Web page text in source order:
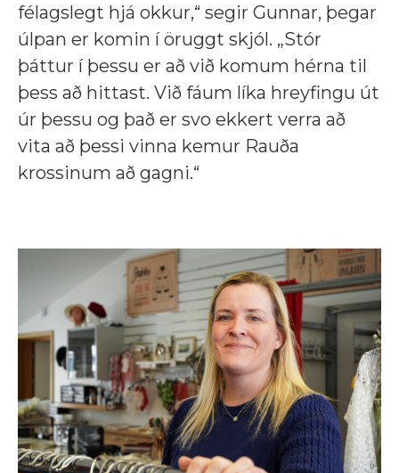
félagslegt hjá okkur,“ segir Gunnar, þegar
úlpan er komin í öruggt skjól. „Stór
þáttur í þessu er að við komum hérna til
þess að hittast. Við fáum líka hreyfingu út
úr þessu og það er svo ekkert verra að
vita að þessi vinna kemur Rauða
krossinum að gagni.“